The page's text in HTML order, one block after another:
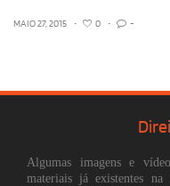
MAIO 27, 2015 • 0 • -
Algumas imagens e
materiais já existentes